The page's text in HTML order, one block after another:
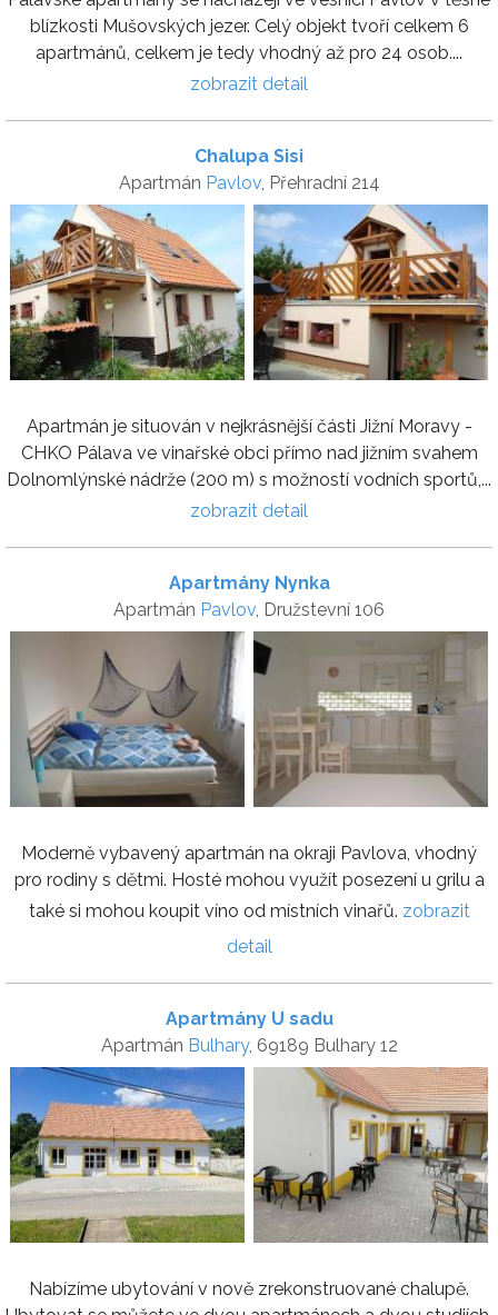
blízkosti Mušovských jezer. Celý objekt tvoří celkem 6
apartmánů, celkem je tedy vhodný až pro 24 osob....
zobrazit detail
Chalupa Sisi
Apartmán Pavlov, Přehradní 214
Apartmán je situován v nejkrásnější části Jižní Moravy -
CHKO Pálava ve vinařské obci přímo nad jižním svahem
Dolnomlýnské nádrže (200 m) s možností vodních sportů,...
zobrazit detail
Apartmány Nynka
Apartmán Pavlov , Družstevní 106
Moderně vybavený apartmán na okraji Pavlova, vhodný
pro rodiny s dětmi. Hosté mohou využít posezení u grilu a
také si mohou koupit víno od místních vinařů. zobrazit
detail
Apartmány U sadu
Apartmán Bulhary, 69189 Bulhary 12
Nabízíme ubytování v nově zrekonstruované chalupě.